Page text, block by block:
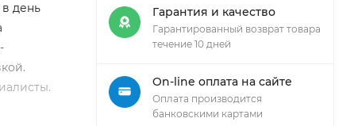
в день
Гарантия и качество
Гарантированный возврат товара
течение 10 дней
On-line оплата на сайте
Оплата производится
банковскими картами